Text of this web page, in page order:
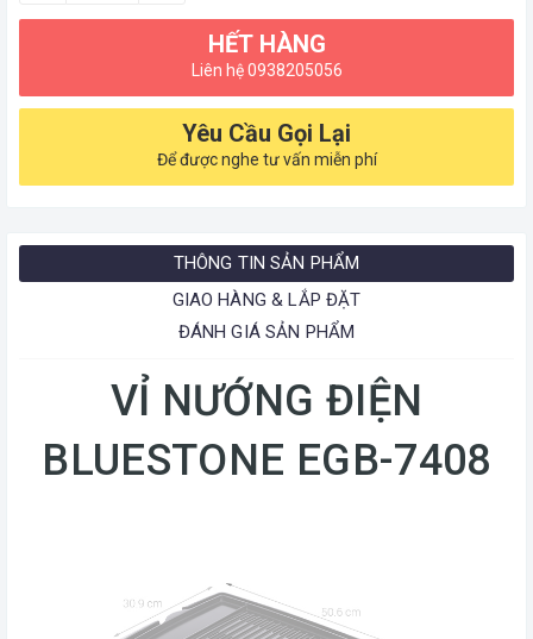
HẾT HÀNG
Liên hệ 0938205056
Yêu Cầu Gọi Lại
Để được nghe tư vấn miễn phí
THÔNG TIN SẢN PHẨM
GIAO HÀNG & LẮP ĐẶT
ĐÁNH GIÁ SẢN PHẨM
VỈ NƯỚNG ĐIỆN
BLUESTONE EGB-7408